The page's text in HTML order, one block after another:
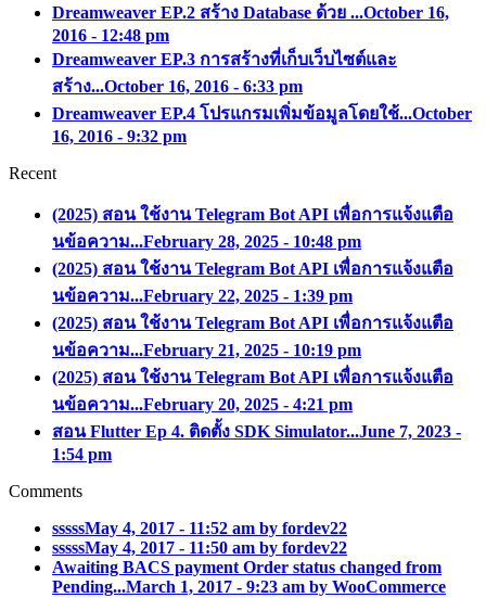
Dreamweaver EP.2 สร้าง Database ด้วย ...October 16,
2016 - 12:48 pm
Dreamweaver EP.3 การสร้างที่เก็บเว็บไซต์และ
สร้าง...October 16, 2016 - 6:33 pm
Dreamweaver EP.4 โปรแกรมเพิ่มข้อมูลโดยใช้...October
16, 2016 - 9:32 pm
Recent
(2025) สอน ใช้งาน Telegram Bot API เพื่อการแจ้งแตือ
นข้อความ...February 28, 2025 - 10:48 pm
(2025) สอน ใช้งาน Telegram Bot API เพื่อการแจ้งแตือ
นข้อความ...February 22, 2025 - 1:39 pm
(2025) สอน ใช้งาน Telegram Bot API เพื่อการแจ้งแตือ
นข้อความ...February 21, 2025 - 10:19 pm
(2025) สอน ใช้งาน Telegram Bot API เพื่อการแจ้งแตือ
นข้อความ...February 20, 2025 - 4:21 pm
สอน Flutter Ep 4. ติดตั้ง SDK Simulator...June 7, 2023 -
1:54 pm
Comments
sssssMay 4, 2017 - 11:52 am by fordev22
sssssMay 4, 2017 - 11:50 am by fordev22
Awaiting BACS payment Order status changed from
Pending...March 1, 2017 - 9:23 am by WooCommerce